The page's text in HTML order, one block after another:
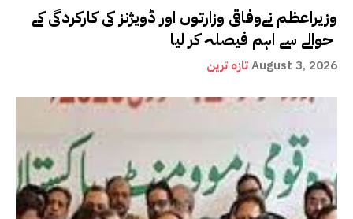
وزیراعظم نےوفاقی وزارتوں اور ڈویژنز کی کارکردگی کے
تازہ ترینAugust 3, 2026